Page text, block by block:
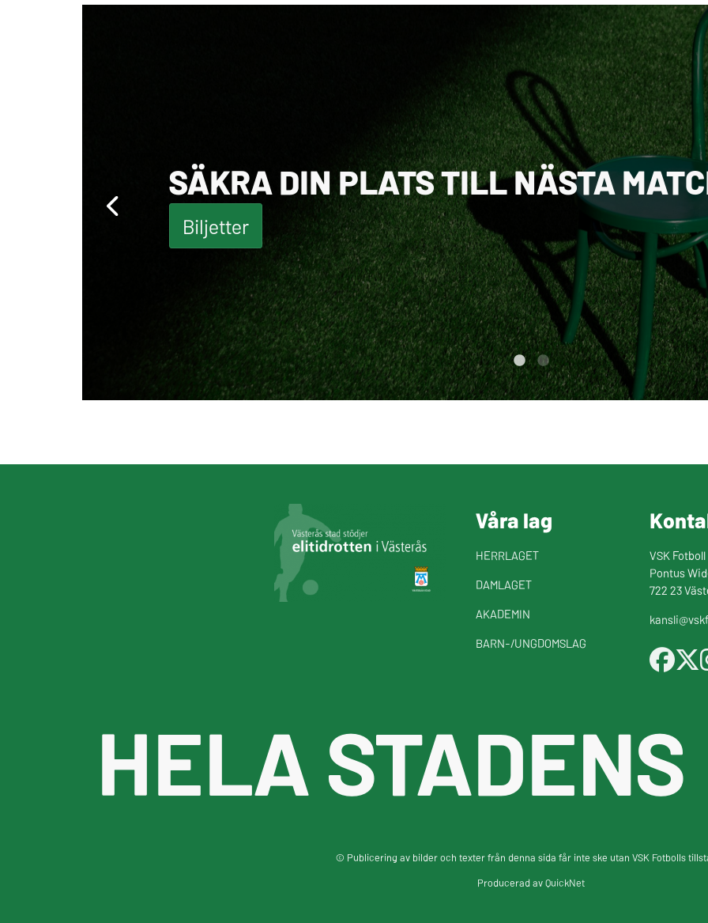
SÄKRA DIN PLATS TILL NÄSTA
Biljetter
Våra lag
HERRLAGET
DAMLAGET
AKADEMIN
BARN-/UNGDOMSLAG
VSK Fotboll
Pontus
722 23
HELA
© Publicering av bilder och texter från denna sida får inte ske utan VSK Fotbolls
Producerad avQuickNet